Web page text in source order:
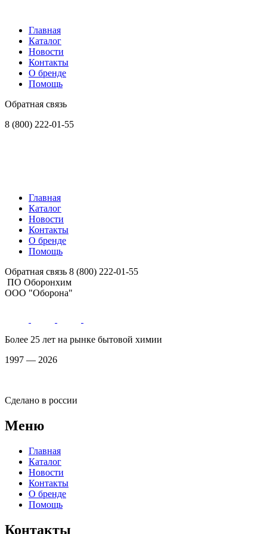
Главная
Каталог
Новости
Контакты
О бренде
Помощь
Обратная связь
8 (800) 222-01-55
Главная
Каталог
Новости
Контакты
О бренде
Помощь
Обратная связь 8 (800) 222-01-55
ПО Оборонхим
ООО "Оборона"
Более 25 лет на рынке бытовой химии
1997 — 2026
Сделано в россии
Меню
Главная
Каталог
Новости
Контакты
О бренде
Помощь
Контакты